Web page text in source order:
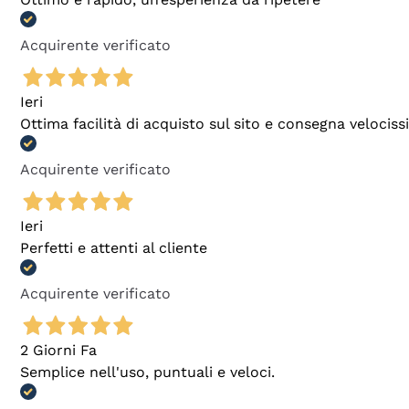
Acquirente verificato
Ieri
Ottima facilità di acquisto sul sito e consegna
Acquirente verificato
Ieri
Perfetti e attenti al cliente
Acquirente verificato
2 Giorni Fa
Semplice nell'uso, puntuali e veloci.